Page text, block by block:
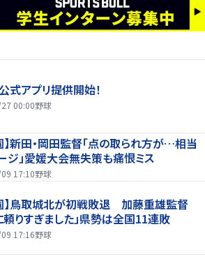
式アプリ提供開始！
00:00野球
】新田・岡田監督「点の取られ方が…相当
ジ」愛媛大会無失策も痛恨ミス
17:10野球
】鳥取城北が初戦敗退 加藤重雄監督
頼りすぎました」県勢は全国11連敗
17:16野球